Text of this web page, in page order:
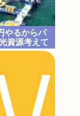
やるからパ
資源考えて